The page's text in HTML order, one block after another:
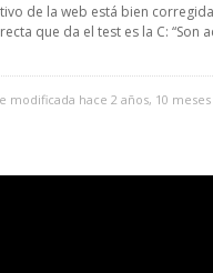
de la web está bien
que da el test es la C: “Son
modificada hace 2 años, 10